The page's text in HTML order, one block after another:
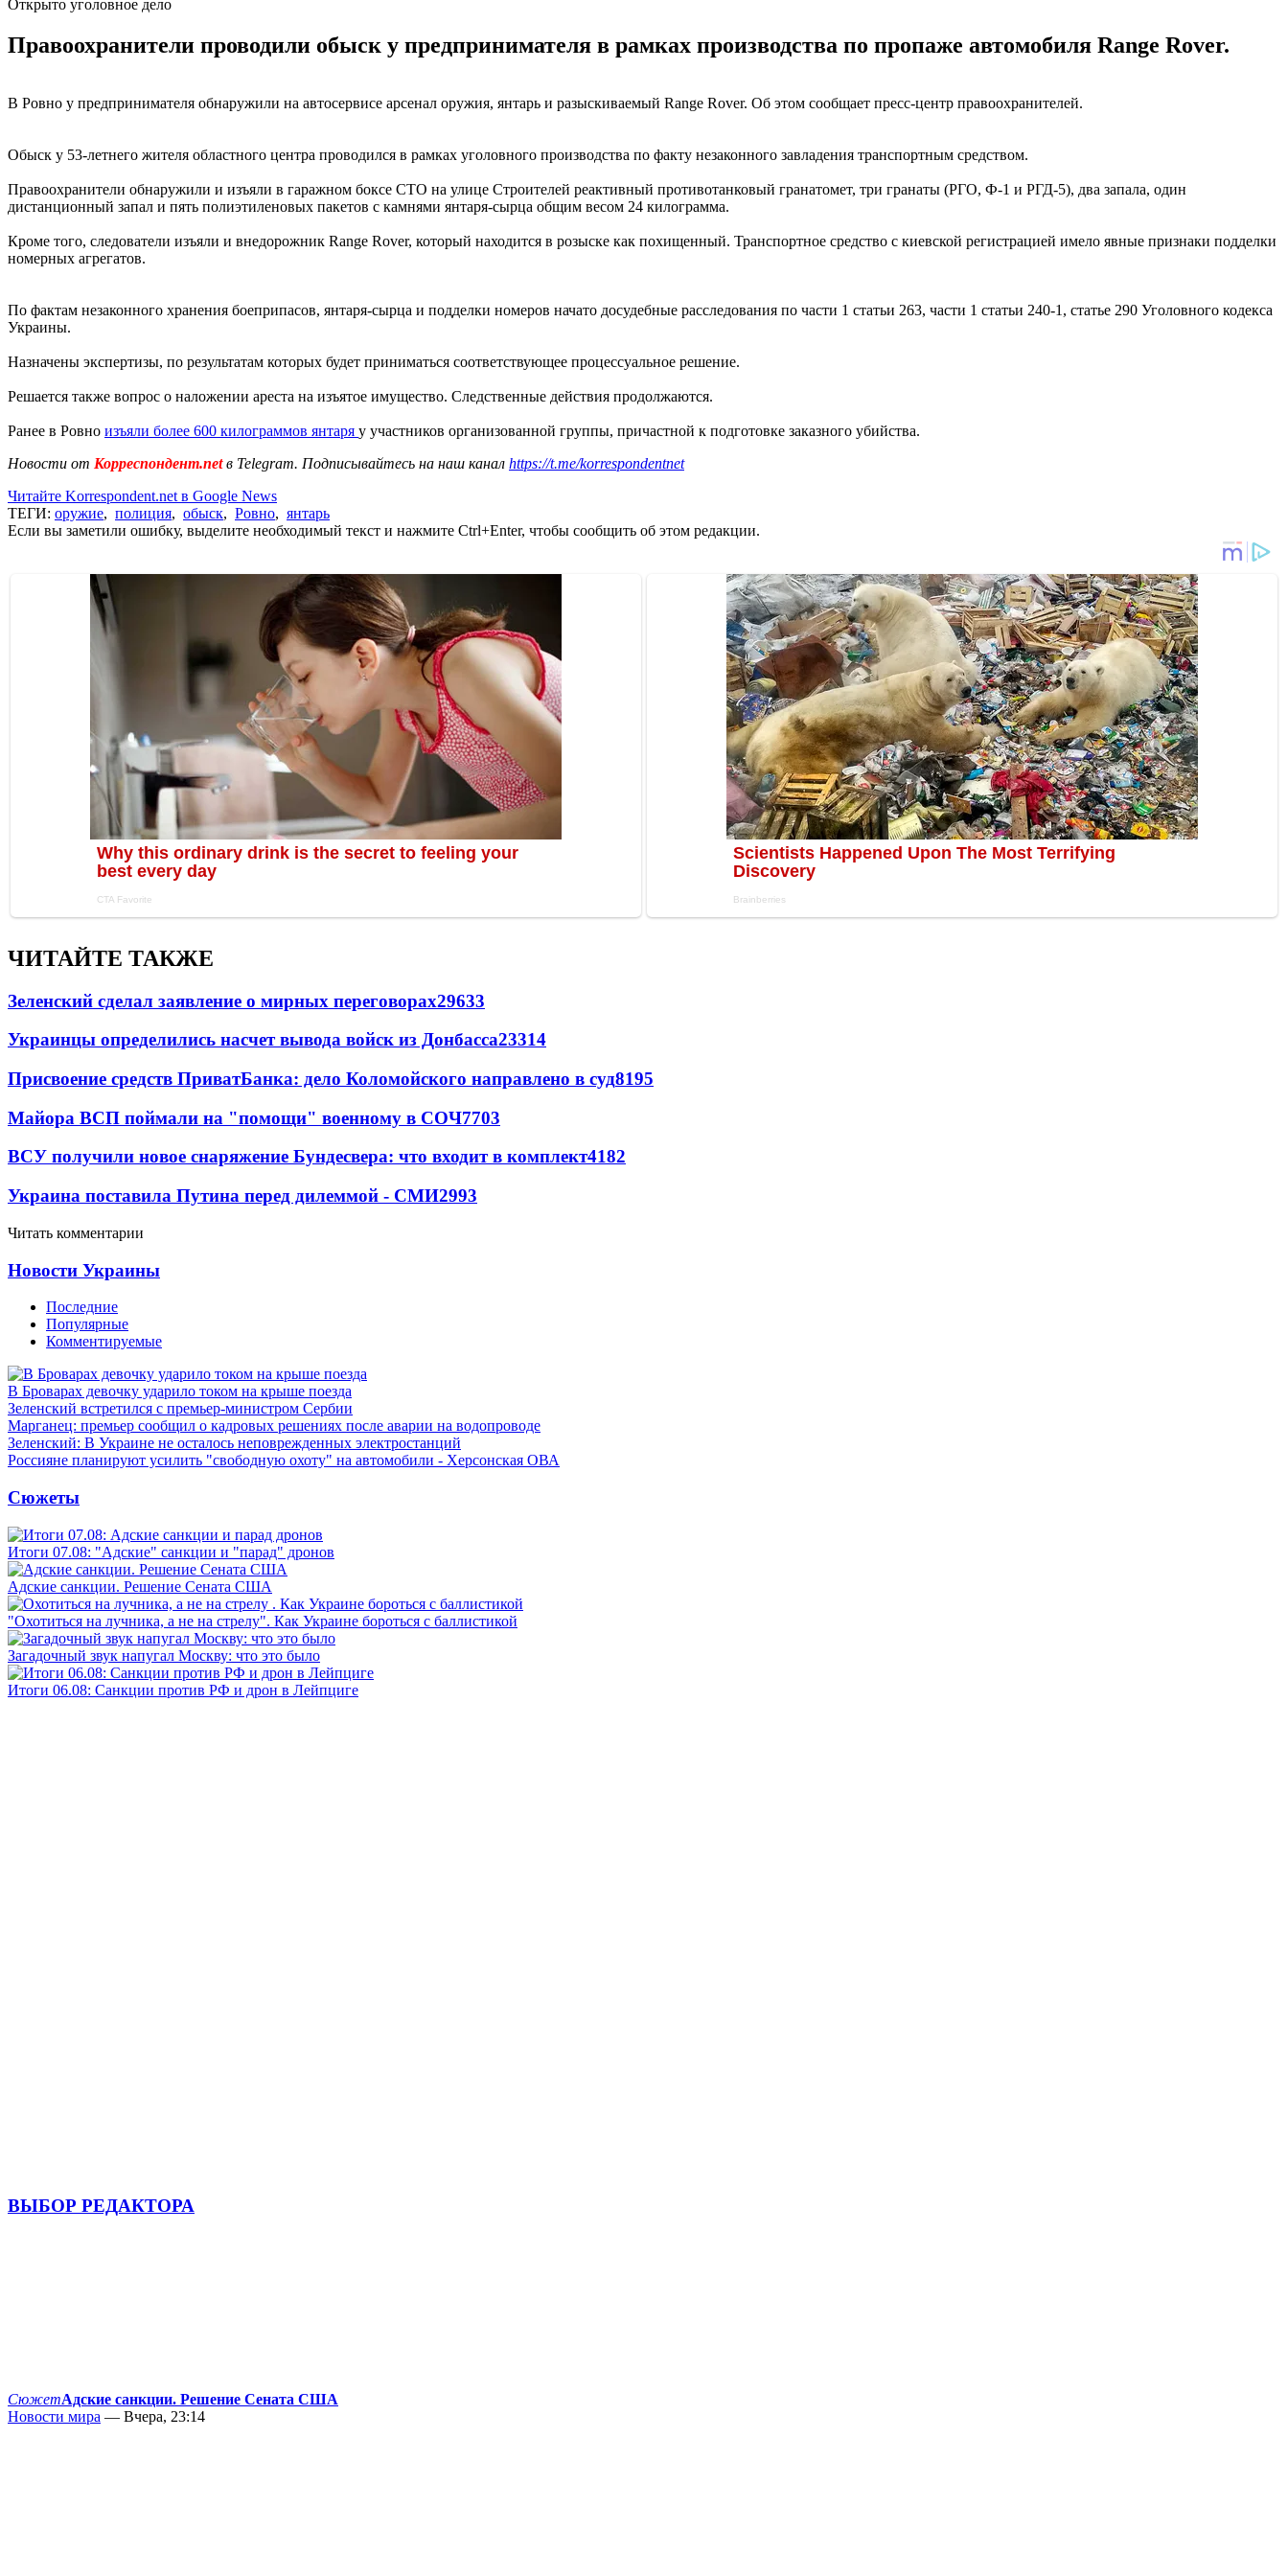
Открыто уголовное дело
Правоохранители проводили обыск у предпринимателя в рамках производства по пропаже автомобиля Range Rover.
В Ровно у предпринимателя обнаружили на автосервисе арсенал оружия, янтарь и разыскиваемый Range Rover. Об этом сообщает пресс-центр правоохранителей.
Обыск у 53-летнего жителя областного центра проводился в рамках уголовного производства по факту незаконного завладения транспортным средством.
Правоохранители обнаружили и изъяли в гаражном боксе СТО на улице Строителей реактивный противотанковый гранатомет, три гранаты (РГО, Ф-1 и РГД-5), два запала, один
дистанционный запал и пять полиэтиленовых пакетов с камнями янтаря-сырца общим весом 24 килограмма.
Кроме того, следователи изъяли и внедорожник Range Rover, который находится в розыске как похищенный. Транспортное средство с киевской регистрацией имело явные признаки подделки
номерных агрегатов.
По фактам незаконного хранения боеприпасов, янтаря-сырца и подделки номеров начато досудебные расследования по части 1 статьи 263, части 1 статьи 240-1, статье 290 Уголовного кодекса
Украины.
Назначены экспертизы, по результатам которых будет приниматься соответствующее процессуальное решение.
Решается также вопрос о наложении ареста на изъятое имущество. Следственные действия продолжаются.
Ранее в Ровно изъяли более 600 килограммов янтаря у участников организованной группы, причастной к подготовке заказного убийства.
Новости от Корреспондент.netв Telegram. Подписывайтесь на наш канал https://t.me/korrespondentnet
Читайте Korrespondent.net в Google News
ТЕГИ: оружие, полиция, обыск, Ровно, янтарь
Если вы заметили ошибку, выделите необходимый текст и нажмите Ctrl+Enter, чтобы сообщить об этом редакции.
ЧИТАЙТЕ ТАКЖЕ
Зеленский сделал заявление о мирных переговорах29633
Украинцы определились насчет вывода войск из Донбасса23314
Присвоение средств ПриватБанка: дело Коломойского направлено в суд8195
Майора ВСП поймали на "помощи" военному в СОЧ7703
ВСУ получили новое снаряжение Бундесвера: что входит в комплект4182
Украина поставила Путина перед дилеммой - СМИ2993
Читать комментарии
Новости Украины
Последние
Популярные
Комментируемые
В Броварах девочку ударило током на крыше поезда
Зеленский встретился с премьер-министром Сербии
Марганец: премьер сообщил о кадровых решениях после аварии на водопроводе
Зеленский: В Украине не осталось неповрежденных электростанций
Россияне планируют усилить "свободную охоту" на автомобили - Херсонская ОВА
Сюжеты
Итоги 07.08: "Адские" санкции и "парад" дронов
Адские санкции. Решение Сената США
"Охотиться на лучника, а не на стрелу". Как Украине бороться с баллистикой
Загадочный звук напугал Москву: что это было
Итоги 06.08: Санкции против РФ и дрон в Лейпциге
ВЫБОР РЕДАКТОРА
СюжетАдские санкции. Решение Сената США
Новости мира — Вчера, 23:14